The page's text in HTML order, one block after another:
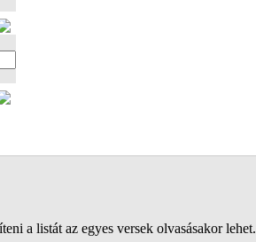
a listát az egyes versek olvasásakor lehet.